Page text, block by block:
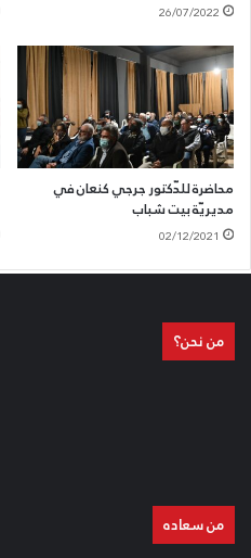
26/07/2022
محاضرة للدّكتور جرجي كنعان في
مديريّة بيت شباب
02/12/2021
من نحن؟
من سعاده